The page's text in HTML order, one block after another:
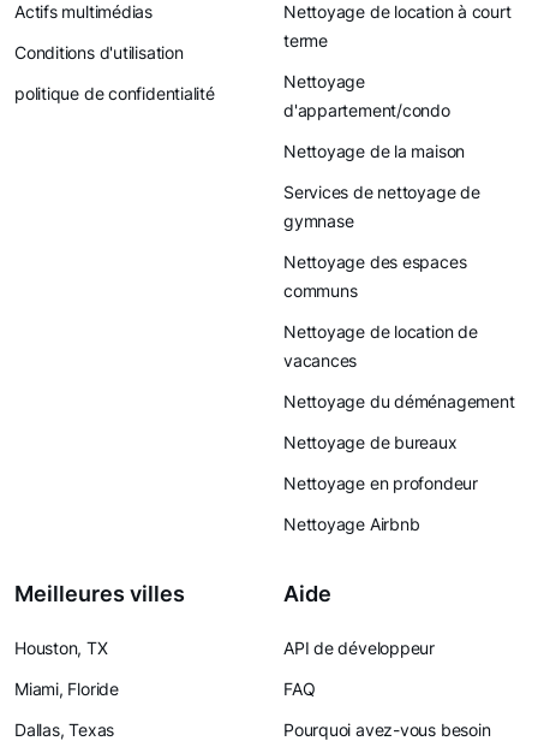
Actifs multimédias
Conditions d'utilisation
politique de confidentialité
Nettoyage de location à court
terme
Nettoyage
d'appartement/condo
Nettoyage de la maison
Services de nettoyage de
gymnase
Nettoyage des espaces
communs
Nettoyage de location de
vacances
Nettoyage du déménagement
Nettoyage de bureaux
Nettoyage en profondeur
Nettoyage Airbnb
Meilleures villes
Houston, TX
Miami, Floride
Dallas, Texas
Aide
API de développeur
FAQ
Pourquoi avez-vous besoin